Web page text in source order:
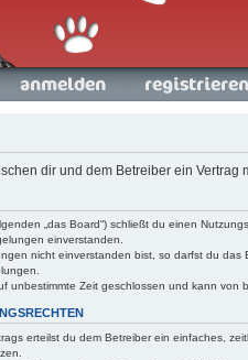
Registrieren
dir und dem Betreiber ein
„das Board“) schließt du einen
einverstanden.
nicht einverstanden bist, so darfst du
unbestimmte Zeit geschlossen und kann
erteilst du dem Betreiber ein einfaches,